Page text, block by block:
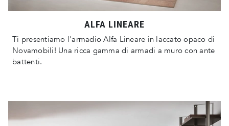
ALFA LINEARE
Ti presentiamo l'armadio Alfa Lineare in laccato opaco di
Novamobili! Una ricca gamma di armadi a muro con ante
battenti.